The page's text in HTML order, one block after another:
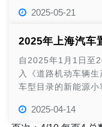
2025-05-21
2025年上海汽车
自2025年1月1日至
入《道路机动车辆
车型目录的新能源小
2025-04-14